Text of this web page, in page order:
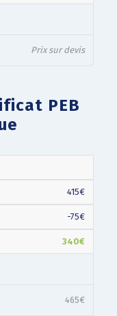
Prix sur devis
PEB
415€
-75€
340€
465€